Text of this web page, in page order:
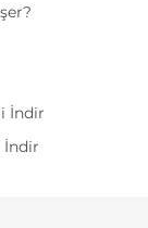
İndir
İndir